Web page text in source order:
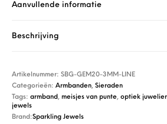
Aanvullende informatie
Beschrijving
Artikelnummer:SBG-GEM20-3MM-LINE
Categorieën:Armbanden,Sieraden
Tags:armband, meisjes van punte,optiek
jewels
Brand:Sparkling Jewels